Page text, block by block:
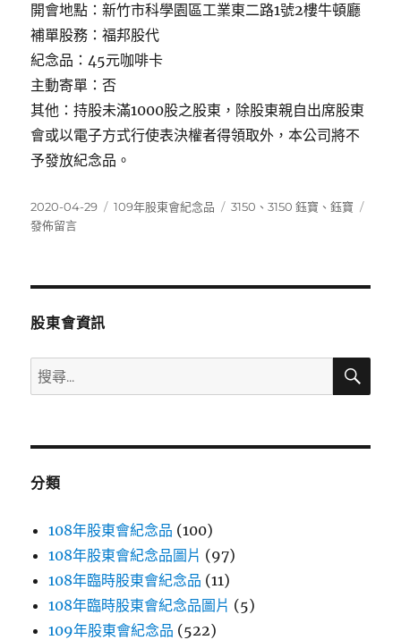
開會地點：新竹市科學園區工業東二路1號2樓牛頓廳
補單股務：福邦股代
紀念品：45元咖啡卡
主動寄單：否
其他：持股未滿1000股之股東，除股東親自出席股東
會或以電子方式行使表決權者得領取外，本公司將不
予發放紀念品。
發
佈
2020-04-29
分
109年股東會紀念品
標
3150 、3150 鈺寶 、鈺寶
發佈留言
股東會資訊
搜
尋
鍵
搜
分類
108年股東會紀念品 (100)
108年股東會紀念品圖片 (97)
108年臨時股東會紀念品 (11)
108年臨時股東會紀念品圖片 (5)
109年股東會紀念品 (522)